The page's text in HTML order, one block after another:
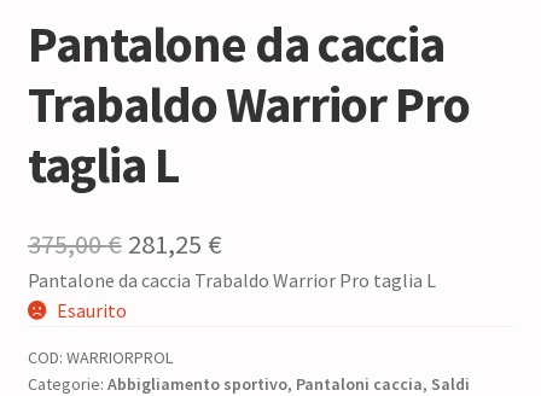
Pantalone da caccia
Trabaldo Warrior Pro
taglia L
375,00€ Il
prezzo
era:
281,25 €Il
prezzo
Pantalone da caccia Trabaldo Warrior Pro taglia L
Esaurito
COD: WARRIORPROL
Categorie: Abbigliamento sportivo, Pantaloni caccia, Saldi